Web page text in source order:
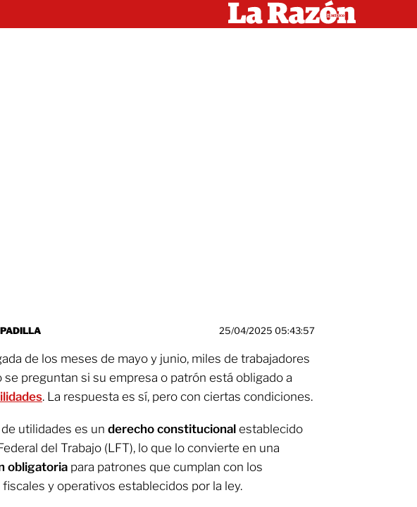
25/04/2025 05:43:57
de los meses de mayo y junio, miles de trabajadores
se preguntan si su empresa o patrón está obligado a
. La respuesta es sí, pero con ciertas condiciones.
utilidades es un derecho constitucional establecido
del Trabajo (LFT), lo que lo convierte en una
obligatoria para patrones que cumplan con los
y operativos establecidos por la ley.